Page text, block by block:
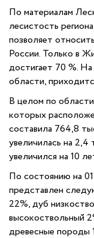
По материалам
лесистость
позволяет
России. Только в
достигает 70 %.
области,
В целом по
которых
составила 764,8
увеличилась на 2,4
увеличился на 10
По состоянию на
представлен
22%, дуб
высокоствольный
древесные породы